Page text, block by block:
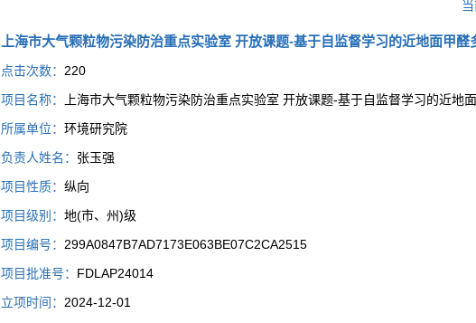
上海市大气颗粒物污染防治重点实验室 开放课题-基于自监督学习的近地面甲醛
点击次数： 220
项目名称：
上海市大气颗粒物污染防治重点实验室 开放课题-基于自监督学习的近地
所属单位： 环境研究院
负责人姓名： 张玉强
项目性质： 纵向
项目级别： 地(市、州)级
项目编号： 299A0847B7AD7173E063BE07C2CA2515
项目批准号： FDLAP24014
立项时间： 2024-12-01